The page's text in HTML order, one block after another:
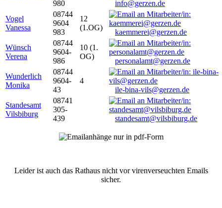
980
info@gerzen.de
Vogel
Vanessa
08744
9604
983
12
(1.OG)
kaemmerei@gerzen.de
Wünsch
Verena
08744
9604-
986
10 (1.
OG)
personalamt@gerzen.de
Wunderlich
Monika
08744
9604-
43
4
ile-bina-vils@gerzen.de
Standesamt
Vilsbiburg
08741
305-
439
standesamt@vilsbiburg.de
Leider ist auch das Rathaus nicht vor virenverseuchten Emails
sicher.